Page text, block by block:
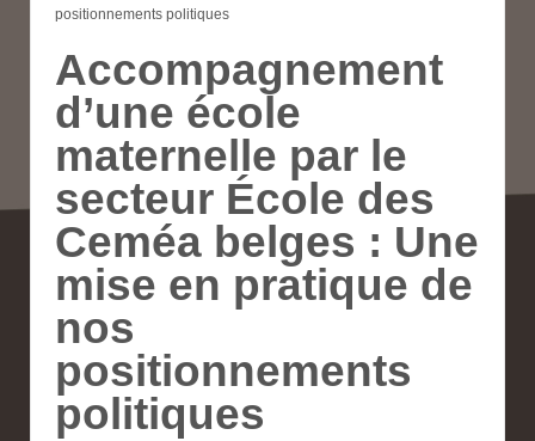
positionnements politiques
Accompagnement
d’une école
maternelle par le
secteur École des
Ceméa belges : Une
mise en pratique de
nos
positionnements
politiques